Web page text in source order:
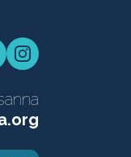
Instagram